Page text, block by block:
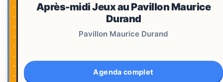
Après-midi Jeux au Pavillon Maurice
Durand
Pavillon Maurice Durand
Agenda complet